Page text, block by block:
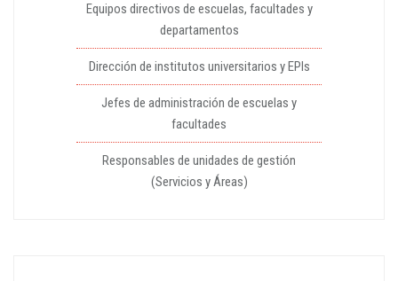
Equipos directivos de escuelas, facultades y
departamentos
Dirección de institutos universitarios y EPIs
Jefes de administración de escuelas y
facultades
Responsables de unidades de gestión
(Servicios y Áreas)